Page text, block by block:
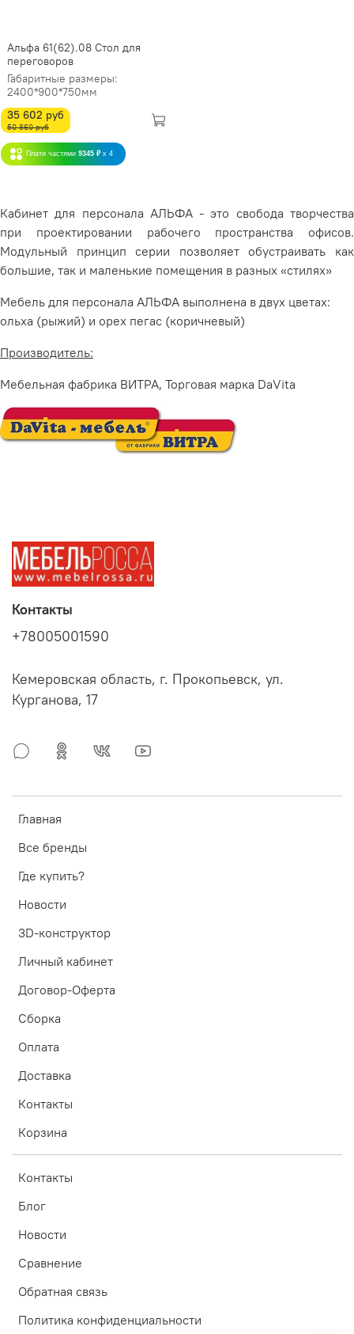
Альфа 61(62).08 Стол для
переговоров
Габаритные размеры:
2400*900*750мм
35 602 руб
50 860 руб
Плати частями 9345 ₽ x 4
Кабинет для персонала АЛЬФА - это свобода творчества
при проектировании рабочего пространства офисов.
Модульный принцип серии позволяет обустраивать как
большие, так и маленькие помещения в разных «стилях»
Мебель для персонала АЛЬФА выполнена в двух цветах:
ольха (рыжий) и орех пегас (коричневый)
Производитель:
Мебельная фабрика ВИТРА, Торговая марка DaVita
Главная
Все бренды
Где купить?
Новости
3D-конструктор
Личный кабинет
Договор-Оферта
Сборка
Оплата
Доставка
Контакты
Корзина
Контакты
Блог
Новости
Сравнение
Обратная связь
Политика конфиденциальности
Контакты
+78005001590
Кемеровская область, г. Прокопьевск, ул.
Курганова, 17